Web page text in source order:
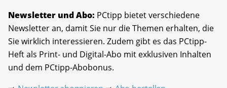
Newsletter und Abo: PCtipp bietet verschiedene
Newsletter an, damit Sie nur die Themen erhalten, die
Sie wirklich interessieren. Zudem gibt es das PCtipp-
Heft als Print- und Digital-Abo mit exklusiven Inhalten
und dem PCtipp-Abobonus.